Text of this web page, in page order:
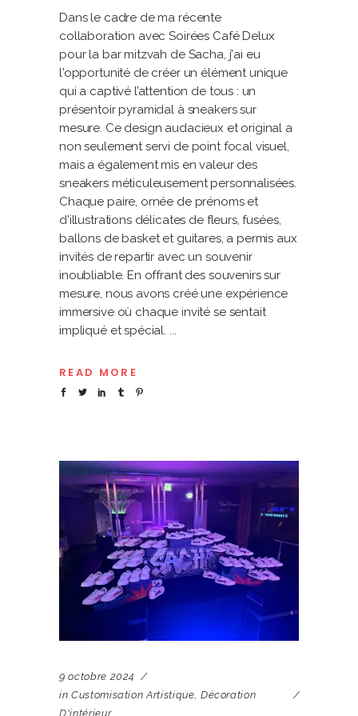
Dans le cadre de ma récente
collaboration avec Soirées Café Delux
pour la bar mitzvah de Sacha, j'ai eu
l'opportunité de créer un élément unique
qui a captivé l’attention de tous : un
présentoir pyramidal à sneakers sur
mesure. Ce design audacieux et original a
non seulement servi de point focal visuel,
mais a également mis en valeur des
sneakers méticuleusement personnalisées.
Chaque paire, ornée de prénoms et
d'illustrations délicates de fleurs, fusées,
ballons de basket et guitares, a permis aux
invités de repartir avec un souvenir
inoubliable. En offrant des souvenirs sur
mesure, nous avons créé une expérience
immersive où chaque invité se sentait
impliqué et spécial.
READ MORE
9 octobre 2024
in Customisation Artistique Décoration
D'intérieur